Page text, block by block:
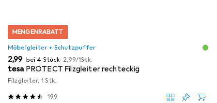
MENGENRABATT
Möbelgleiter + Schutzpuffer
EUR
2,99 bei 4 Stück EUR
2,99/1Stk.
tesa PROTECT Filzgleiter rechteckig
Filzgleiter, 1 Stk.
199